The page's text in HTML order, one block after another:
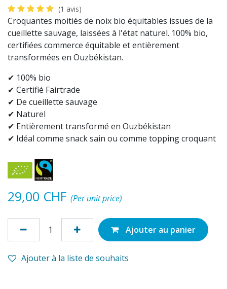
(1 avis)
Croquantes moitiés de noix bio équitables issues de la
cueillette sauvage, laissées à l'état naturel. 100% bio,
certifiées commerce équitable et entièrement
transformées en Ouzbékistan.
✔ 100% bio
✔ Certifié Fairtrade
✔ De cueillette sauvage
✔ Naturel
✔ Entièrement transformé en Ouzbékistan
✔ Idéal comme snack sain ou comme topping croquant
29,00 CHF (Per unit price)
Ajouter au panier
Ajouter à la liste de souhaits